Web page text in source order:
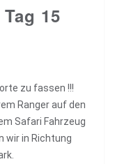
15
zu fassen !!!
Ranger auf den
Safari Fahrzeug
wir in Richtung